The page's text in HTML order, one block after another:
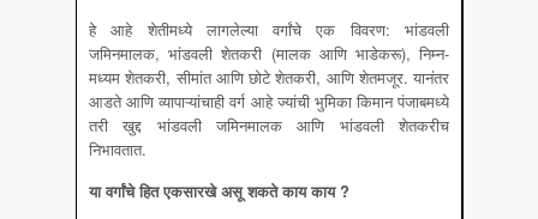
हे आहे शेतीमध्ये लागलेल्या वर्गांचे एक विवरण: भांडवली
जमिनमालक, भांडवली शेतकरी (मालक आणि भाडेकरू), निम्न-
मध्यम शेतकरी, सीमांत आणि छोटे शेतकरी, आणि शेतमजूर. यानंतर
आडते आणि व्यापाऱ्यांचाही वर्ग आहे ज्यांची भुमिका किमान पंजाबमध्ये
तरी खुद्द भांडवली जमिनमालक आणि भांडवली शेतकरीच
निभावतात.
या वर्गांचे हित एकसारखे असू शकते काय काय?